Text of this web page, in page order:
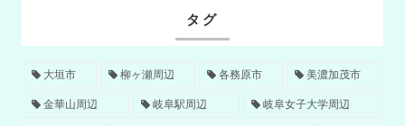
タグ
大垣市 柳ヶ瀬周辺 各務原市 美濃加茂市
金華山周辺 岐阜駅周辺 岐阜女子大学周辺